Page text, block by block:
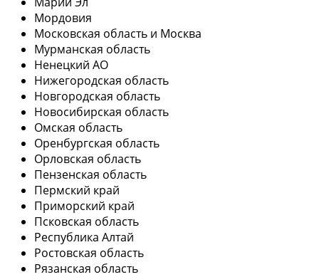
Мордовия
Московская область и Москва
Мурманская область
Ненецкий АО
Нижегородская область
Новгородская область
Новосибирская область
Омская область
Оренбургская область
Орловская область
Пензенская область
Пермский край
Приморский край
Псковская область
Республика Алтай
Ростовская область
Рязанская область